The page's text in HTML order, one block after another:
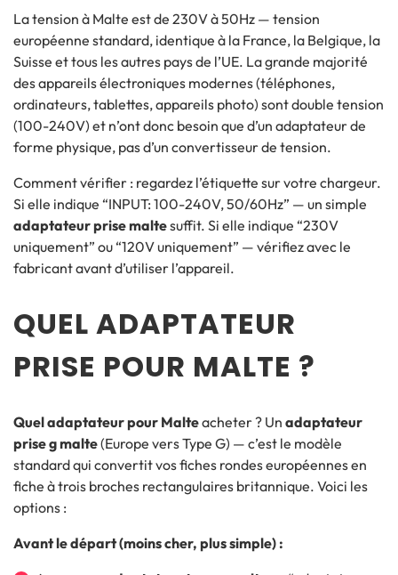
La tension à Malte est de 230V à 50Hz — tension
européenne standard, identique à la France, la Belgique, la
Suisse et tous les autres pays de l’UE. La grande majorité
des appareils électroniques modernes (téléphones,
ordinateurs, tablettes, appareils photo) sont double tension
(100-240V) et n’ont donc besoin que d’un adaptateur de
forme physique, pas d’un convertisseur de tension.
Comment vérifier : regardez l’étiquette sur votre chargeur.
Si elle indique “INPUT: 100-240V, 50/60Hz” — un simple
adaptateur prise maltesuffit. Si elle indique “230V
uniquement” ou “120V uniquement” — vérifiez avec le
fabricant avant d’utiliser l’appareil.
QUEL ADAPTATEUR
PRISE POUR MALTE ?
Quel adaptateur pour Malteacheter ? Un adaptateur
prise g malte(Europe vers Type G) — c’est le modèle
standard qui convertit vos fiches rondes européennes en
fiche à trois broches rectangulaires britannique. Voici les
options :
Avant le départ (moins cher, plus simple) :